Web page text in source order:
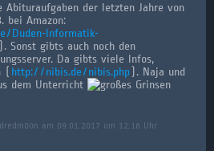
der letzten Jahre von
bei Amazon:
Duden-Informatik-
). Sonst gibts auch noch den
Da gibts viele Infos,
http://nibis.de/nibis.php ). Naja und
dem Unterricht
am 09.01.2017 um 12:16 Uhr